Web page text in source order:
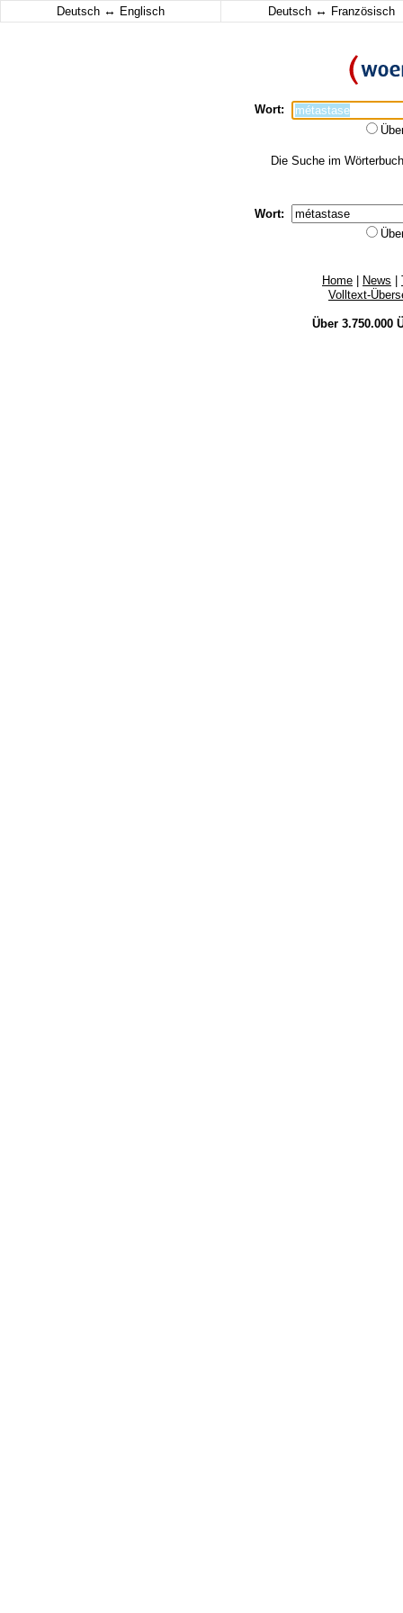
Deutsch ↔ Englisch Deutsch ↔ Französisch
Wort:
Die Suche im
Wort:
Home News
Volltext-
Über 3.750.000